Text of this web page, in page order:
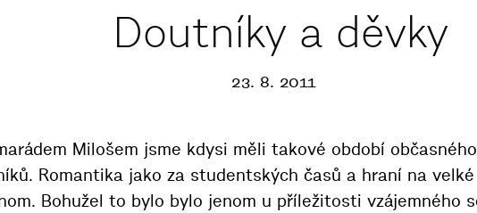
Doutníky a děvky
23. 8. 2011
Milošem jsme kdysi měli takové období
Romantika jako za studentských časů a hraní na
Bohužel to bylo bylo jenom u příležitosti vzájemného